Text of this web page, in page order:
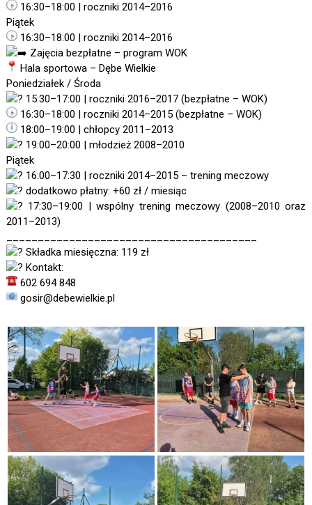
16:30–18:00 | roczniki 2014–2016
Piątek
16:30–18:00 | roczniki 2014–2016
Zajęcia bezpłatne – program WOK
Hala sportowa – Dębe Wielkie
Poniedziałek / Środa
15:30–17:00 | roczniki 2016–2017 (bezpłatne – WOK)
16:30–18:00 | roczniki 2014–2015 (bezpłatne – WOK)
18:00–19:00 | chłopcy 2011–2013
19:00–20:00 | młodzież 2008–2010
Piątek
16:00–17:30 | roczniki 2014–2015 – trening meczowy
dodatkowo płatny: +60 zł / miesiąc
17:30–19:00 | wspólny trening meczowy (2008–2010 oraz
2011–2013)
Składka miesięczna: 119 zł
Kontakt:
602 694 848
gosir@debewielkie.pl